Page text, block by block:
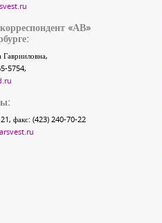
«АВ»
Гаврииловна,
5754,
факс: (423) 240-70-22